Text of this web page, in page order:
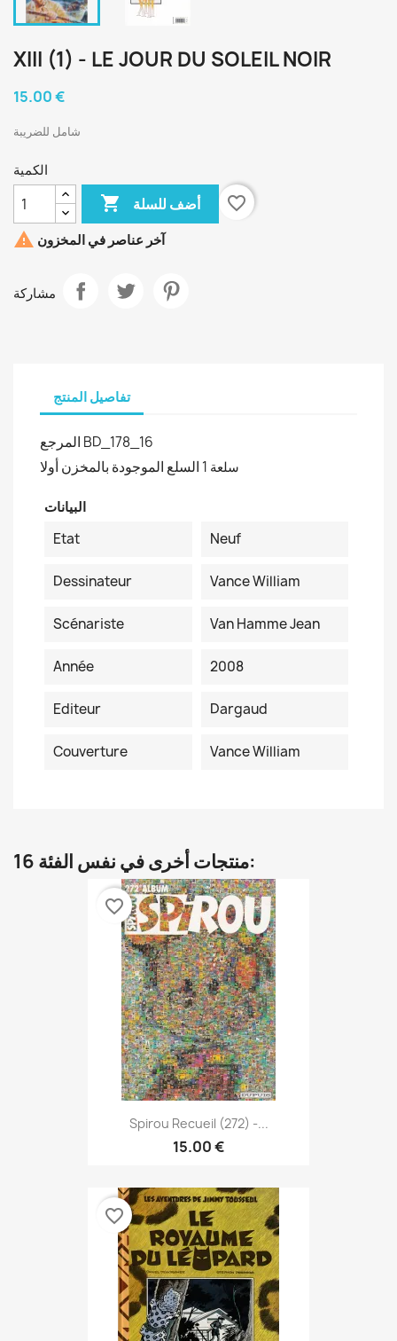
XIII (1) - LE JOUR DU SOLEIL NOIR
15.00 €
شامل للضريبة
الكمية
 أضف للسلة
favorite_border
 آخر عناصر في المخزون
مشاركة
تفاصيل المنتج
المرجع BD_178_16
السلع الموجودة بالمخزن أولا 1 سلعة
البيانات
Etat
Neuf
Dessinateur Vance William
Scénariste Van Hamme Jean
Année 2008
Editeur Dargaud
Couverture Vance William
16 منتجات أخرى في نفس الفئة:
Spirou Recueil (272) -...
15.00 €
favorite_border
favorite_border